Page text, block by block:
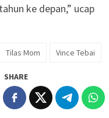
ke depan,” ucap
Tilas Mom Vince Tebai
SHARE